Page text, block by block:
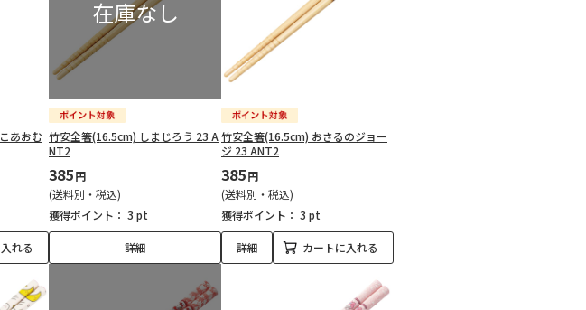
あおむ
れる
竹安全箸(16.5cm) しまじろう 23 A
NT2
385円
(送料別・税込)
獲得ポイント： 3 pt
詳細
竹安全箸(16.5cm) おさるのジョー
ジ 23 ANT2
385円
(送料別・税込)
獲得ポイント： 3 pt
詳細 カートに入れる